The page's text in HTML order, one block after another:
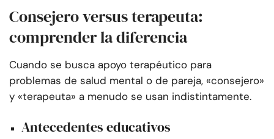
Consejero versus terapeuta:
comprender la diferencia
Cuando se busca apoyo terapéutico para
problemas de salud mental o de pareja, «consejero»
y «terapeuta» a menudo se usan indistintamente.
Antecedentes educativos